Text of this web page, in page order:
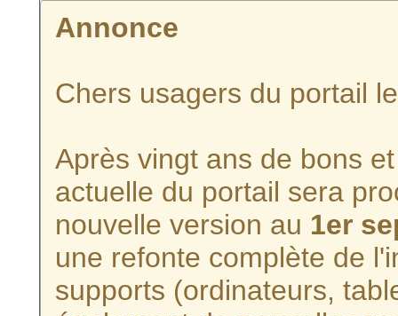
Annonce
Chers usagers du portail
Après vingt ans de bons
actuelle du portail sera
nouvelle version au 1er
une refonte complète de
supports (ordinateurs,